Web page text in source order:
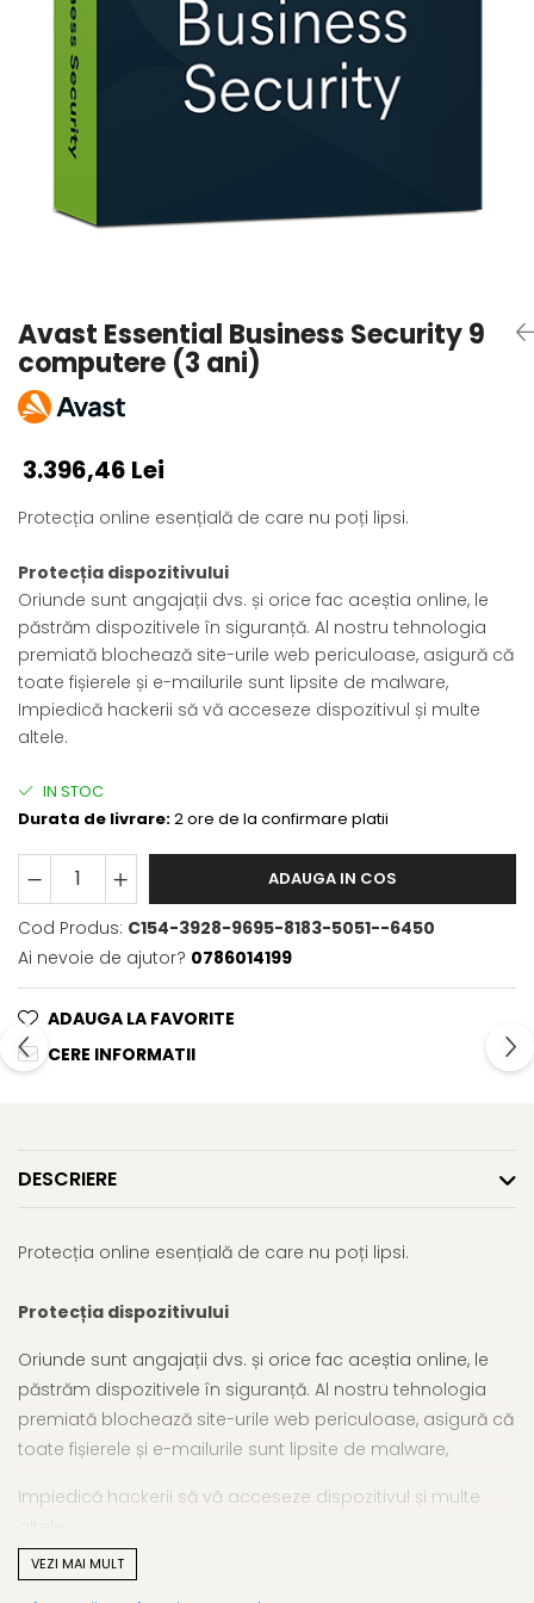
AVAST Driver Updater
AVAST SecureLine VPN
AVAST AntiTrack Premium
Avast Essential Business Security 9
computere (3 ani)
3.396,46 Lei
Protecția online esențială de care nu poți lipsi.
Protecția dispozitivului
Oriunde sunt angajații dvs. și orice fac aceștia online, le
păstrăm dispozitivele în siguranță. Al nostru tehnologia
premiată blochează site-urile web periculoase, asigură că
toate fișierele și e-mailurile sunt lipsite de malware,
Impiedică hackerii să vă acceseze dispozitivul și multe
altele.
IN STOC
Durata de livrare:2 ore de la confirmare platii
ADAUGA IN COS
Cod Produs: C154-3928-9695-8183-5051--6450
Ai nevoie de ajutor? 0786014199
ADAUGA LA FAVORITE
CERE INFORMATII
DESCRIERE
Protecția online esențială de care nu poți lipsi.
Protecția dispozitivului
Oriunde sunt angajații dvs. și orice fac aceștia online, le
păstrăm dispozitivele în siguranță. Al nostru tehnologia
premiată blochează site-urile web periculoase, asigură că
toate fișierele și e-mailurile sunt lipsite de malware,
Impiedică hackerii să vă acceseze dispozitivul și multe
Protejarea datelor
VEZI MAI MULT